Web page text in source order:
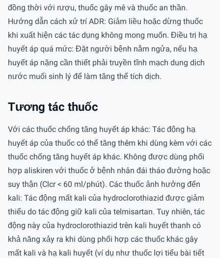
đồng thời với rượu, thuốc gây mê và thuốc an thần.
Hướng dẫn cách xử trí ADR: Giảm liều hoặc dừng thuốc
khi xuất hiện các tác dụng không mong muốn. Điều trị hạ
huyết áp quá mức: Đặt người bệnh nằm ngửa, nếu hạ
huyết áp nặng cần thiết phải truyền tĩnh mạch dung dịch
nước muối sinh lý để làm tăng thể tích dịch.
Tương tác thuốc
Với các thuốc chống tăng huyết áp khác: Tác động hạ
huyết áp của thuốc có thể tăng thêm khi dùng kèm với các
thuốc chống tăng huyết áp khác. Không được dùng phối
hợp aliskiren với thuốc ở bệnh nhân đái tháo đường hoặc
suy thận (Clcr < 60 ml/phút). Các thuốc ảnh hưởng đến
kali: Tác động mất kali của hydroclorothiazid được giảm
thiểu do tác động giữ kali của telmisartan. Tuy nhiên, tác
động này của hydroclorothiazid trên kali huyết thanh có
khả năng xảy ra khi dùng phối hợp các thuốc khác gây
mất kali và hạ kali huyết (ví dụ như thuốc lợi tiểu bài tiết